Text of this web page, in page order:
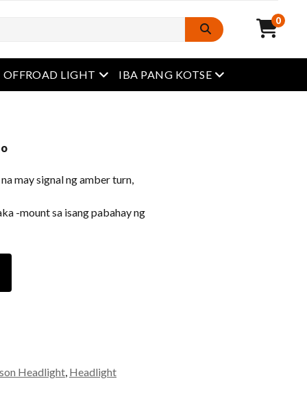
0
OFFROAD LIGHT Buksan ang menu
IBA PANG KOTSE Buksan ang menu
may signal ng amber turn,
-mount sa isang pabahay ng
Headlight, Headlight